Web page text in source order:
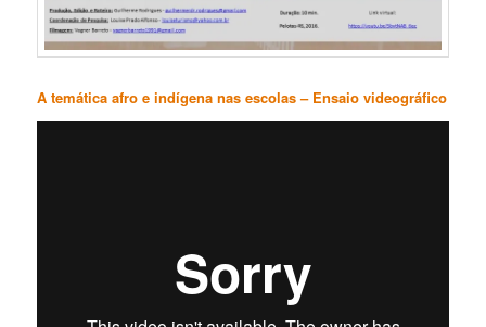
A temática afro e indígena nas escolas – Ensaio videográfico